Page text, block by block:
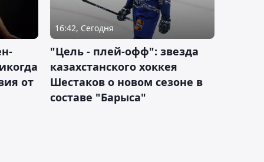
от
16:42, Сегодня
"Цель - плей-офф": звезда
казахстанского хоккея
Шестаков о новом сезоне в
составе "Барыса"